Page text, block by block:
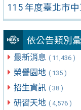
115 年度臺北市
依公告類別
最新消息 ( 11,436 )
榮譽園地 ( 135 )
招生資訊 ( 38 )
研習天地 ( 4,576 )